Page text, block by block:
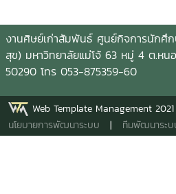
งานศิษย์เก่าสัมพันธ์ ศูนย์กิจการนักศึ
สุข) มหาวิทยาลัยแม่โจ้ 63 หมู่ 4 ต.หน
50290 โทร 053-875359-60
Web Template Management 2021
นโยบายการพัฒนาระบบ | ทีมพัฒนาระ